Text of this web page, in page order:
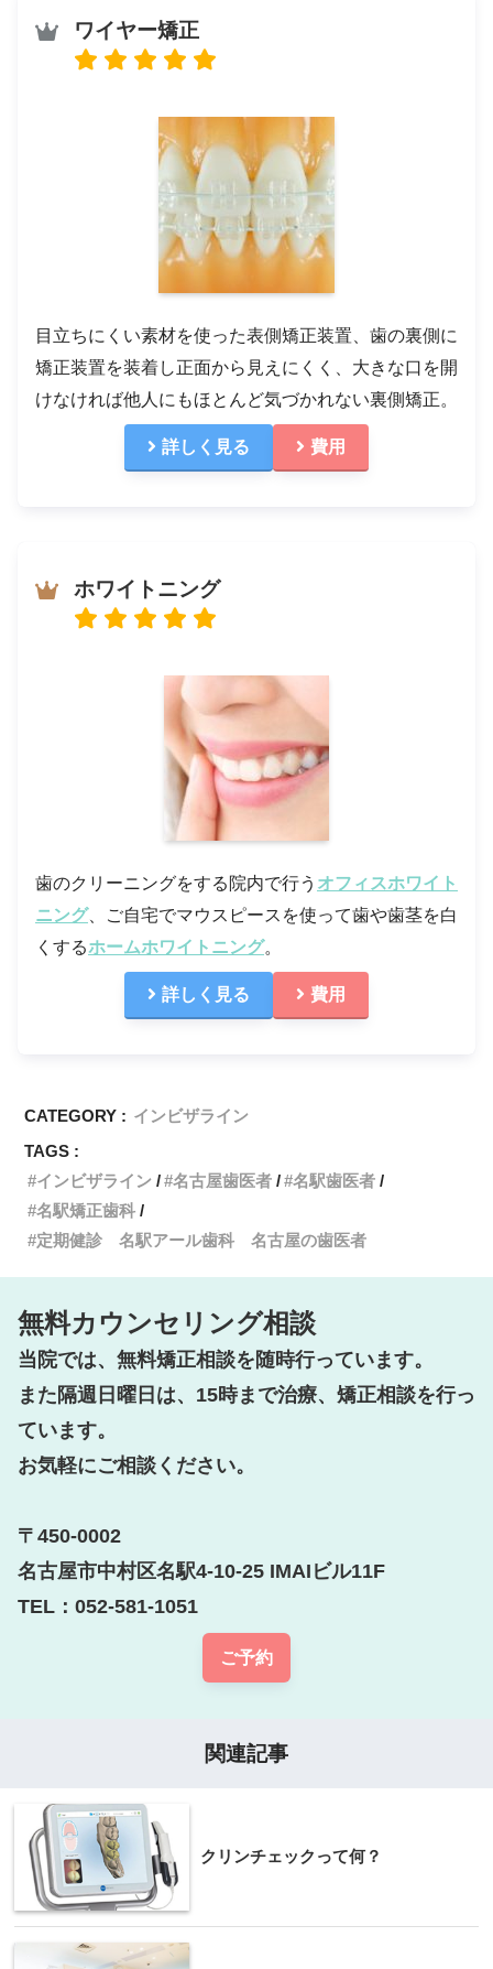
ワイヤー矯正
目立ちにくい素材を使った表側矯正装置、歯の裏側に
矯正装置を装着し正面から見えにくく、大きな口を開
けなければ他人にもほとんど気づかれない裏側矯正。
詳しく見る 費用
ホワイトニング
歯のクリーニングをする院内で行う オフィスホワイト
ニング、ご自宅でマウスピースを使って歯や歯茎を白
くするホームホワイトニング。
詳しく見る 費用
CATEGORY : インビザライン
TAGS :
インビザライン
名古屋歯医者
名駅歯医者
名駅矯正歯科
定期健診 名駅アール歯科 名古屋の歯医者
無料カウンセリング相談
当院では、無料矯正相談を随時行っています。
また隔週日曜日は、15時まで治療、矯正相談を行っ
ています。
お気軽にご相談ください。
〒450-0002
名古屋市中村区名駅4-10-25 IMAIビル11F
TEL：052-581-1051
ご予約
関連記事
クリンチェックって何？